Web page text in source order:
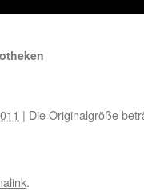
| Die Originalgröße
.